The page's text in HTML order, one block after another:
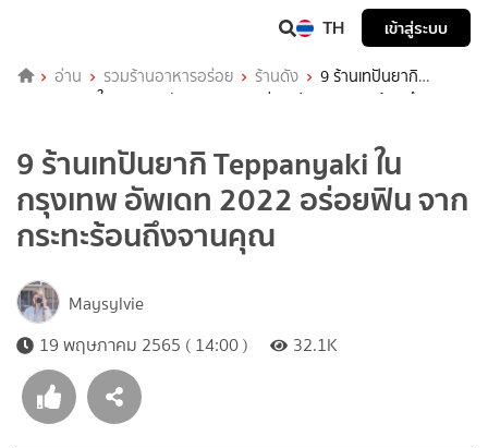
TH เข้าสู่ระบบ
อ่าน รวมร้านอาหารอร่อย ร้านดัง
9 ร้านเทปันยากิ
Teppanyaki ในกรุงเทพ อัพเดท 2022 อร่อยฟิน จากกระทะร้อนถึงจาน
9 ร้านเทปันยากิ Teppanyaki ใน
กรุงเทพ อัพเดท 2022 อร่อยฟิน จาก
กระทะร้อนถึงจานคุณ
Maysylvie
19 พฤษภาคม 2565 ( 14:00 )
32.1K